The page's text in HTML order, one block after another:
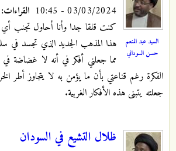
السيد عبد المنعم
حسن السوداني
03/03/2024 - 10:45 القراءات:
كنت قلقا جدا وأنا أحاول تجنب
هذا المذهب الجديد الذي تجسد في
مما جعلني أفكر في أنه لا غضاضة
الفكرة رغم قناعتي بأن ما يؤمن به لا يتجاوز أطر
جعلته يتبنى هذه الأفكار الغربية.
ظلال التشيع في السودان